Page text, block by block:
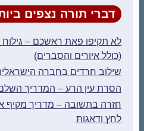
דברי תורה נצפים
לא תקיפו פאת ראשכם –
(כולל איורים והסברים)
שילוב חרדים בחברה
הסרת עין הרע – המדריך
חזרה בתשובה – מדריך מקיף
לחץ ודאגות